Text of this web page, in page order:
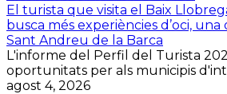
El turista que visita el Baix
busca més experiències d’oci,
Sant Andreu de la Barca
L'informe del Perfil del Turista
oportunitats per als municipis
agost 4, 2026